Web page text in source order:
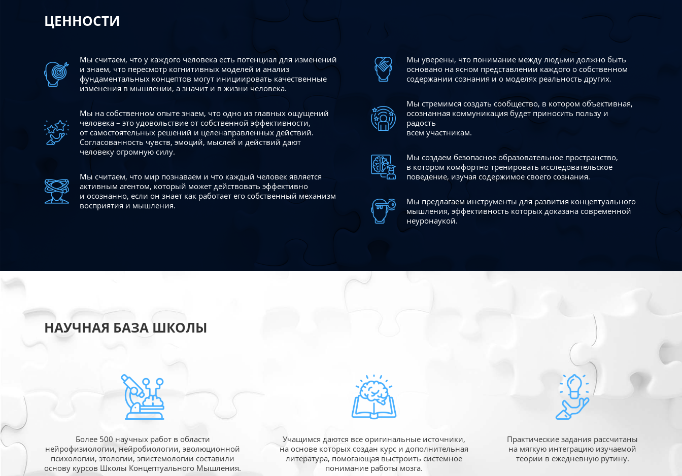
ЦЕННОСТИ
Мы считаем, что у каждого человека есть потенциал для изменений
и знаем, что пересмотр когнитивных моделей и анализ
фундаментальных концептов могут инициировать качественные
изменения в мышлении, а значит и в жизни человека.
Мы на собственном опыте знаем, что одно из главных ощущений
человека – это удовольствие от собственной эффективности,
от самостоятельных решений и целенаправленных действий.
Согласованность чувств, эмоций, мыслей и действий дают
человеку огромную силу.
Мы считаем, что мир познаваем и что каждый человек является
активным агентом, который может действовать эффективно
и осознанно, если он знает как работает его собственный механизм
восприятия и мышления.
Мы уверены, что понимание между людьми должно быть
основано на ясном представлении каждого о собственном
содержании сознания и о моделях реальность других.
Мы стремимся создать сообщество, в котором объективная,
осознанная коммуникация будет приносить пользу и
радость
всем участникам.
Мы создаем безопасное образовательное пространство,
в котором комфортно тренировать исследовательское
поведение, изучая содержимое своего сознания.
Мы предлагаем инструменты для развития концептуального
мышления, эффективность которых доказана современной
неуронаукой.
НАУЧНАЯ БАЗА ШКОЛЫ
Более 500 научных работ в области
нейрофизиологии, нейробиологии, эволюционной
психологии, этологии, эпистемологии составили
основу курсов Школы Концептуального Мышления.
Учащимся даются все оригинальные источники,
на основе которых создан курс и дополнительная
литература, помогающая выстроить системное
понимание работы мозга.
Практические задания рассчитаны
на мягкую интеграцию изучаемой
теории в ежедневную рутину.